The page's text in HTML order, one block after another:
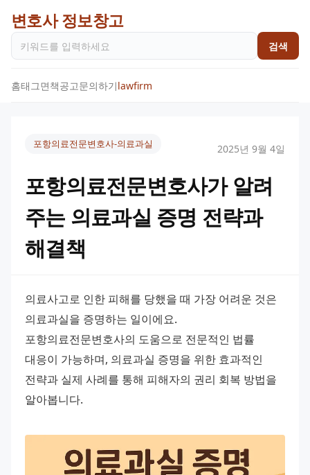
변호사 정보창고
검색
홈태그면책공고문의하기lawfirm
포항의료전문변호사-의료과실 2025년 9월 4일
포항의료전문변호사가 알려
주는 의료과실 증명 전략과
해결책
의료사고로 인한 피해를 당했을 때 가장 어려운 것은
의료과실을 증명하는 일이에요.
포항의료전문변호사의 도움으로 전문적인 법률
대응이 가능하며, 의료과실 증명을 위한 효과적인
전략과 실제 사례를 통해 피해자의 권리 회복 방법을
알아봅니다.